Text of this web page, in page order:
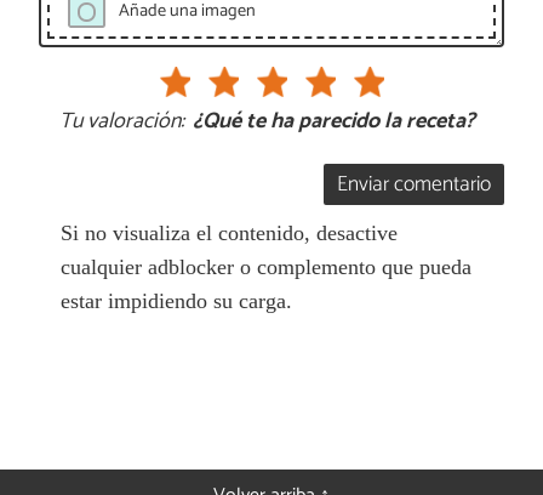
Añade una imagen
Tu valoración: ¿Qué te ha parecido la receta?
Enviar comentario
Si no visualiza el contenido, desactive
cualquier adblocker o complemento que pueda
estar impidiendo su carga.